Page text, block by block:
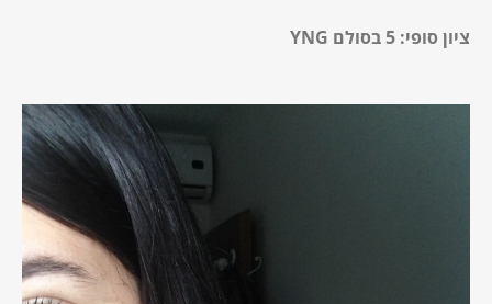
ציון סופי: 5 בסולם YNG